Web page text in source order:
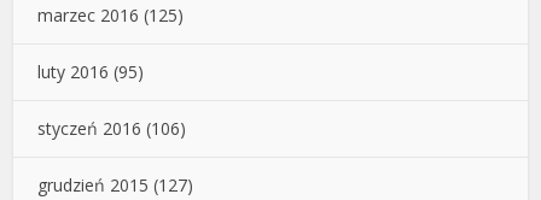
marzec 2016 (125)
luty 2016 (95)
styczeń 2016 (106)
grudzień 2015 (127)